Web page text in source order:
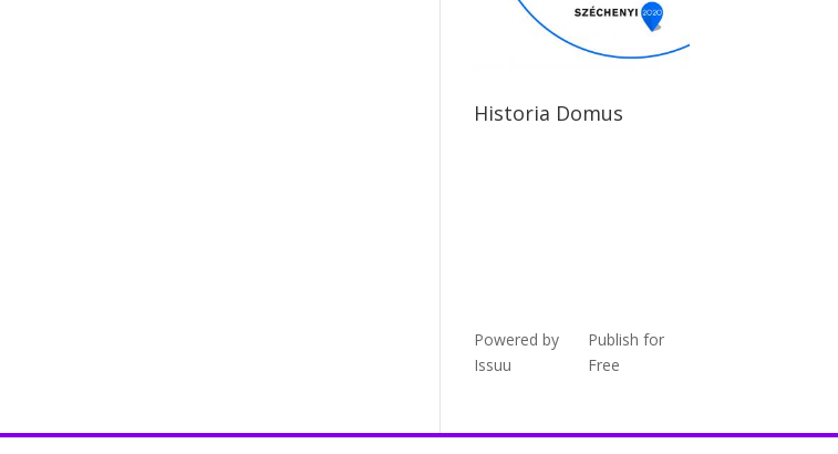
Historia Domus
Powered by
Issuu
Publish for
Free